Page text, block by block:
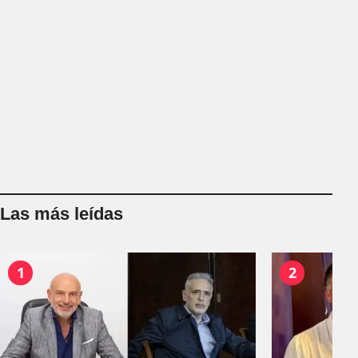
Las más leídas
1 2